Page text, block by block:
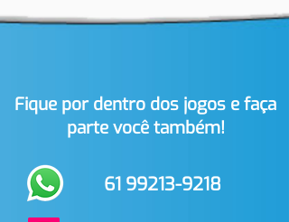
Fique por dentro dos jogos e faça
parte você também!
61 99213-9218